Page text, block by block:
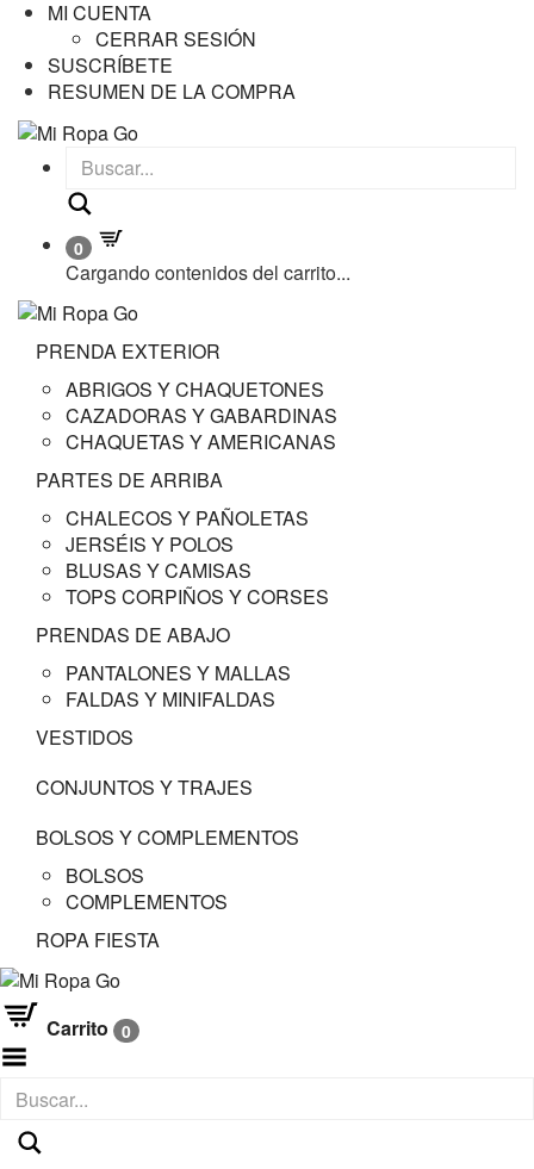
MI CUENTA
CERRAR SESIÓN
SUSCRÍBETE
RESUMEN DE LA COMPRA
0
Cargando contenidos del carrito...
PRENDA EXTERIOR
ABRIGOS Y CHAQUETONES
CAZADORAS Y GABARDINAS
CHAQUETAS Y AMERICANAS
PARTES DE ARRIBA
CHALECOS Y PAÑOLETAS
JERSÉIS Y POLOS
BLUSAS Y CAMISAS
TOPS CORPIÑOS Y CORSES
PRENDAS DE ABAJO
PANTALONES Y MALLAS
FALDAS Y MINIFALDAS
VESTIDOS
CONJUNTOS Y TRAJES
BOLSOS Y COMPLEMENTOS
BOLSOS
COMPLEMENTOS
ROPA FIESTA
Carrito 0